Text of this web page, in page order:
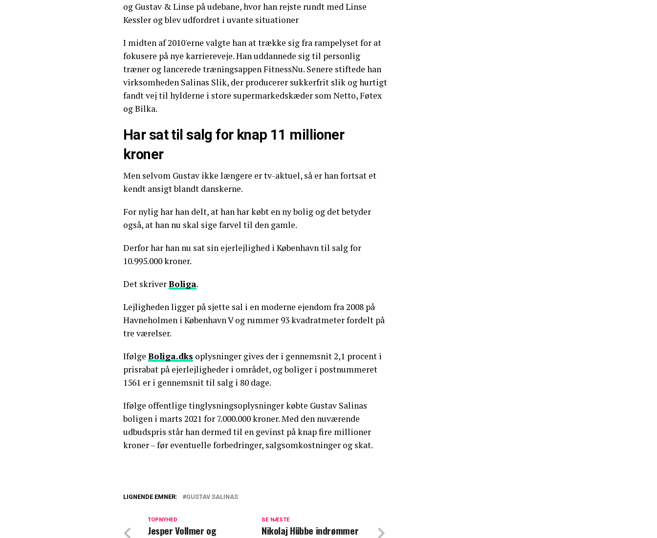
og Gustav & Linse på udebane, hvor han rejste rundt med Linse
Kessler og blev udfordret i uvante situationer
I midten af 2010'erne valgte han at trække sig fra rampelyset for at
fokusere på nye karriereveje. Han uddannede sig til personlig
træner og lancerede træningsappen FitnessNu. Senere stiftede han
virksomheden Salinas Slik, der producerer sukkerfrit slik og hurtigt
fandt vej til hylderne i store supermarkedskæder som Netto, Føtex
og Bilka.
Har sat til salg for knap 11 millioner
kroner
Men selvom Gustav ikke længere er tv-aktuel, så er han fortsat et
kendt ansigt blandt danskerne.
For nylig har han delt, at han har købt en ny bolig og det betyder
også, at han nu skal sige farvel til den gamle.
Derfor har han nu sat sin ejerlejlighed i København til salg for
10.995.000 kroner.
Det skriverBoliga.
Lejligheden ligger på sjette sal i en moderne ejendom fra 2008 på
Havneholmen i København V og rummer 93 kvadratmeter fordelt på
tre værelser.
Ifølge Boliga.dks oplysninger gives der i gennemsnit 2,1 procent i
prisrabat på ejerlejligheder i området, og boliger i postnummeret
1561 er i gennemsnit til salg i 80 dage.
Ifølge offentlige tinglysningsoplysninger købte Gustav Salinas
boligen i marts 2021 for 7.000.000 kroner. Med den nuværende
udbudspris står han dermed til en gevinst på knap fire millioner
kroner – før eventuelle forbedringer, salgsomkostninger og skat.
på indgrebet
LIGNENDE EMNER: GUSTAV SALINAS
SE NÆSTE
Nikolaj Hübbe indrømmer
TOPNYHED
Jesper Vollmer og